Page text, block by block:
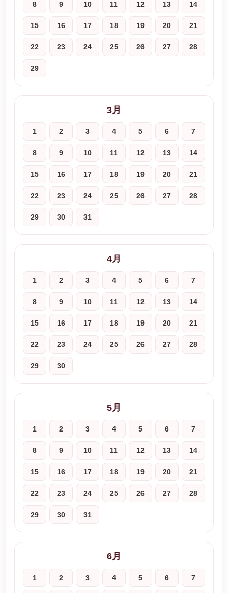
8 9 10 11 12 13 14
15 16 17 18 19 20 21
22 23 24 25 26 27 28
29
3月
1 2 3 4 5 6 7
8 9 10 11 12 13 14
15 16 17 18 19 20 21
22 23 24 25 26 27 28
29 30 31
4月
1 2 3 4 5 6 7
8 9 10 11 12 13 14
15 16 17 18 19 20 21
22 23 24 25 26 27 28
29 30
5月
1 2 3 4 5 6 7
8 9 10 11 12 13 14
15 16 17 18 19 20 21
22 23 24 25 26 27 28
29 30 31
6月
1 2 3 4 5 6 7